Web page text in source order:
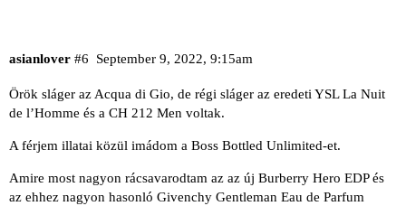
asianlover September 9, 2022, 9:15am
#6
Örök sláger az Acqua di Gio, de régi sláger az eredeti YSL La Nuit
de l’Homme és a CH 212 Men voltak.
A férjem illatai közül imádom a Boss Bottled Unlimited-et.
Amire most nagyon rácsavarodtam az az új Burberry Hero EDP és
az ehhez nagyon hasonló Givenchy Gentleman Eau de Parfum